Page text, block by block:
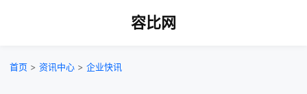
容比网
首页 > 资讯中心 > 企业快讯